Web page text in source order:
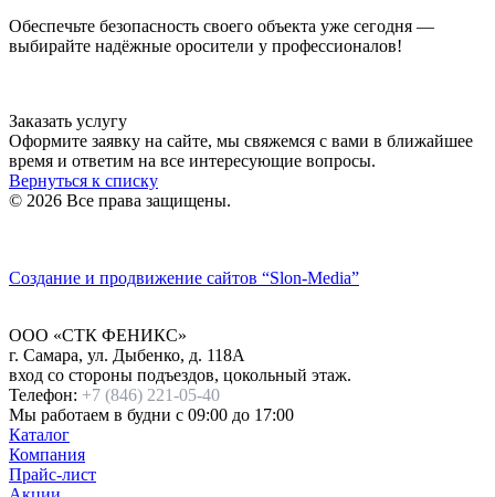
Обеспечьте безопасность своего объекта уже сегодня —
выбирайте надёжные оросители у профессионалов!
Заказать услугу
Оформите заявку на сайте, мы свяжемся с вами в ближайшее
время и ответим на все интересующие вопросы.
Вернуться к списку
© 2026 Все права защищены.
Создание и продвижение сайтов “Slon-Media”
ООО «СТК ФЕНИКС»
г. Самара, ул. Дыбенко, д. 118А
вход со стороны подъездов, цокольный этаж.
Телефон: +7 (846) 221-05-40
Мы работаем в будни с 09:00 до 17:00
Каталог
Компания
Прайс-лист